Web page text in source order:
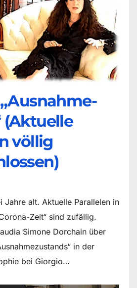
(Aktuelle
völlig
Jahre alt. Aktuelle Parallelen in
Zeit“ sind zufällig.
Simone Dorchain über
in der
bei Giorgio…